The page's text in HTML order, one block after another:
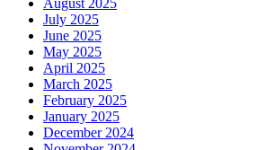
July 2025
June 2025
May 2025
April 2025
March 2025
February 2025
January 2025
December 2024